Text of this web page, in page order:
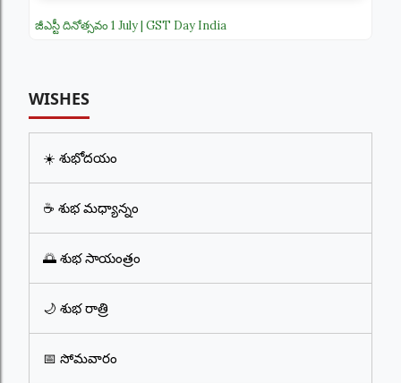
జీఎస్టీ దినోత్సవం 1 July | GST Day India
WISHES
☀️ శుభోదయం
☕ శుభ మధ్యాన్నం
🌅 శుభ సాయంత్రం
🌙 శుభ రాత్రి
📅 సోమవారం